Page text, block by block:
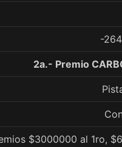
-
2a.- Premio
$3000000 al 1ro,